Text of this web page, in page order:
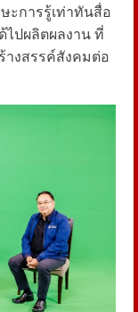
ะการรู้เท่าทันสื่อ
ปผลิตผลงาน ที่
างสรรค์สังคมต่อ